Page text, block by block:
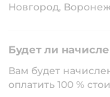
Новгород,
Будет ли
Вам будет
оплатить 100 %